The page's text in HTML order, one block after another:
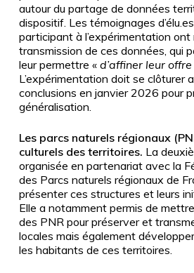
autour du partage de données
dispositif. Les témoignages
participant à l’expérimentation ont
transmission de ces données, qui
leur permettre « d’affiner leur
L’expérimentation doit se clôturer
conclusions en janvier 2026 pour
généralisation.
Les parcs naturels régionaux
culturels des territoires. La
organisée en partenariat avec la
des Parcs naturels régionaux de
présenter ces structures et leurs
Elle a notamment permis de
des PNR pour préserver et
locales mais également
les habitants de ces territoires.